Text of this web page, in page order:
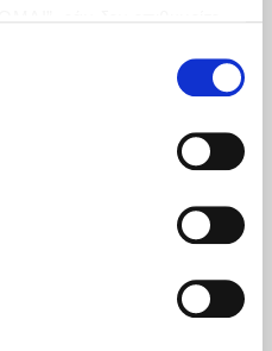
για την
Πολιτική
τύπους cookies, καθώς
σας (εκτός από τα
τις επιθυμητές